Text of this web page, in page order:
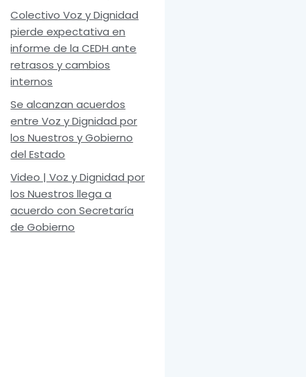
Colectivo Voz y Dignidad
pierde expectativa en
informe de la CEDH ante
retrasos y cambios
internos
Se alcanzan acuerdos
entre Voz y Dignidad por
los Nuestros y Gobierno
del Estado
Video | Voz y Dignidad por
los Nuestros llega a
acuerdo con Secretaría
de Gobierno